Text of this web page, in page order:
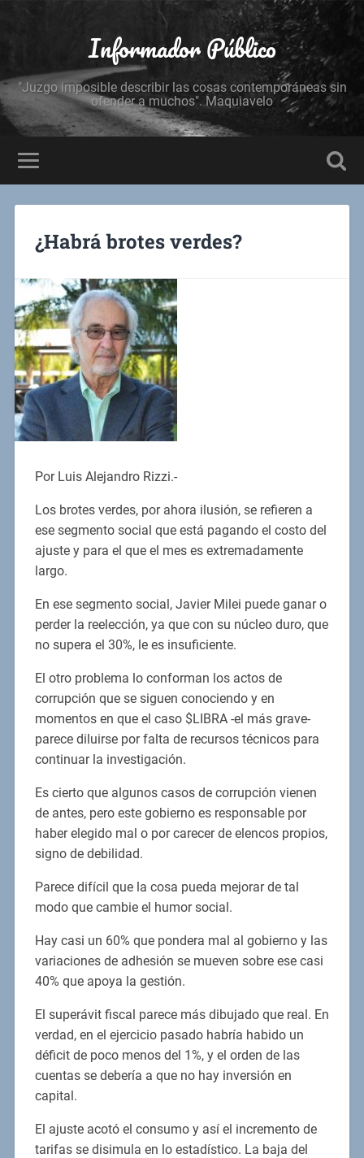
Informador Público
"Juzgo imposible describir las cosas contemporáneas sin
ofender a muchos". Maquiavelo
¿Habrá brotes verdes?
Por Luis Alejandro Rizzi.-
Los brotes verdes, por ahora ilusión, se refieren a
ese segmento social que está pagando el costo del
ajuste y para el que el mes es extremadamente
largo.
En ese segmento social, Javier Milei puede ganar o
perder la reelección, ya que con su núcleo duro, que
no supera el 30%, le es insuficiente.
El otro problema lo conforman los actos de
corrupción que se siguen conociendo y en
momentos en que el caso $LIBRA -el más grave-
parece diluirse por falta de recursos técnicos para
continuar la investigación.
Es cierto que algunos casos de corrupción vienen
de antes, pero este gobierno es responsable por
haber elegido mal o por carecer de elencos propios,
signo de debilidad.
Parece difícil que la cosa pueda mejorar de tal
modo que cambie el humor social.
Hay casi un 60% que pondera mal al gobierno y las
variaciones de adhesión se mueven sobre ese casi
40% que apoya la gestión.
El superávit fiscal parece más dibujado que real. En
verdad, en el ejercicio pasado habría habido un
déficit de poco menos del 1%, y el orden de las
cuentas se debería a que no hay inversión en
capital.
El ajuste acotó el consumo y así el incremento de
tarifas se disimula en lo estadístico. La baja del